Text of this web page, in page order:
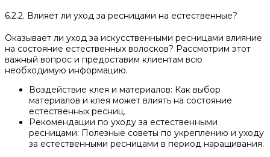
6.2.2. Влияет ли уход за ресницами на естественные?
Оказывает ли уход за искусственными ресницами влияние
на состояние естественных волосков? Рассмотрим этот
важный вопрос и предоставим клиентам всю
необходимую информацию.
Воздействие клея и материалов: Как выбор
материалов и клея может влиять на состояние
естественных ресниц.
Рекомендации по уходу за естественными
ресницами: Полезные советы по укреплению и уходу
за естественными ресницами в период наращивания.